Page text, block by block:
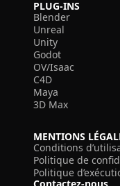
PLUG-INS
Blender
Unreal
Unity
Godot
OV/Isaac
C4D
Maya
3D Max
MENTIONS
Conditions
Politique de
Politique